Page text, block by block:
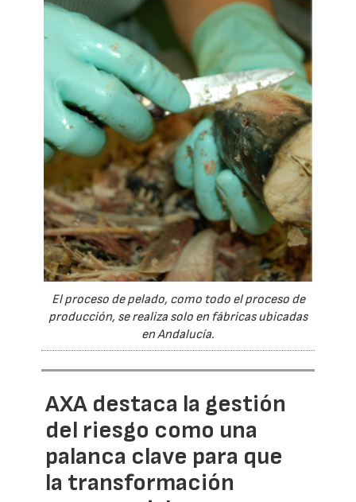
El proceso de pelado, como todo el proceso de
producción, se realiza solo en fábricas ubicadas
en Andalucía.
AXA destaca la gestión
del riesgo como una
palanca clave para que
la transformación